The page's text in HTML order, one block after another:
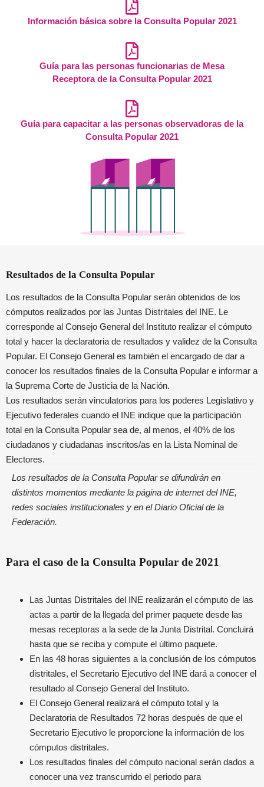
Información básica sobre la Consulta Popular 2021
Guía para las personas funcionarias de Mesa
Receptora de la Consulta Popular 2021
Guía para capacitar a las personas observadoras de la
Consulta Popular 2021
Resultados de la Consulta Popular
Los resultados de la Consulta Popular serán obtenidos de los
cómputos realizados por las Juntas Distritales del INE. Le
corresponde al Consejo General del Instituto realizar el cómputo
total y hacer la declaratoria de resultados y validez de la Consulta
Popular. El Consejo General es también el encargado de dar a
conocer los resultados finales de la Consulta Popular e informar a
la Suprema Corte de Justicia de la Nación.
Los resultados serán vinculatorios para los poderes Legislativo y
Ejecutivo federales cuando el INE indique que la participación
total en la Consulta Popular sea de, al menos, el 40% de los
ciudadanos y ciudadanas inscritos/as en la Lista Nominal de
Electores.
Los resultados de la Consulta Popular se difundirán en
distintos momentos mediante la página de internet del INE,
redes sociales institucionales y en el Diario Oficial de la
Federación.
Para el caso de la Consulta Popular de 2021
Las Juntas Distritales del INE realizarán el cómputo de las
actas a partir de la llegada del primer paquete desde las
mesas receptoras a la sede de la Junta Distrital. Concluirá
hasta que se reciba y compute el último paquete.
En las 48 horas siguientes a la conclusión de los cómputos
distritales, el Secretario Ejecutivo del INE dará a conocer el
resultado al Consejo General del Instituto.
El Consejo General realizará el cómputo total y la
Declaratoria de Resultados 72 horas después de que el
Secretario Ejecutivo le proporcione la información de los
cómputos distritales.
Los resultados finales del cómputo nacional serán dados a
conocer una vez transcurrido el periodo para